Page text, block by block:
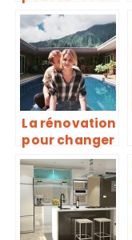
rénover votre
installation
électrique?
La rénovation
pour changer
l’aspect de la
maison